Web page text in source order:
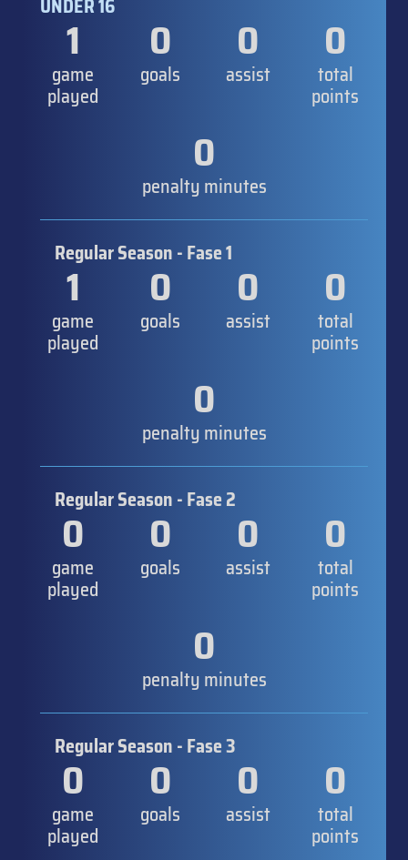
UNDER 16
1
game
played
0
goals
0
assist
0
total
points
0
penalty minutes
Regular Season - Fase 1
1
game
played
0
goals
0
assist
0
total
points
0
penalty minutes
Regular Season - Fase 2
0
game
played
0
goals
0
assist
0
total
points
0
penalty minutes
Regular Season - Fase 3
0
game
played
0
goals
0
assist
0
total
points